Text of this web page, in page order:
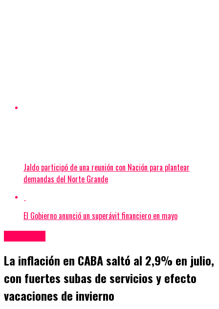
Jaldo participó de una reunión con Nación para plantear
demandas del Norte Grande
El Gobierno anunció un superávit financiero en mayo
La inflación en CABA saltó al 2,9% en julio,
con fuertes subas de servicios y efecto
vacaciones de invierno